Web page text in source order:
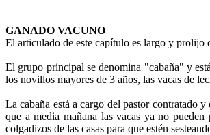
GANADO VACUNO
El articulado de este capítulo es largo y prolijo
El grupo principal se denomina "cabaña" y
los novillos mayores de 3 años, las vacas de
La cabaña está a cargo del pastor contratado
que a media mañana las vacas ya no
colgadizos de las casas para que estén